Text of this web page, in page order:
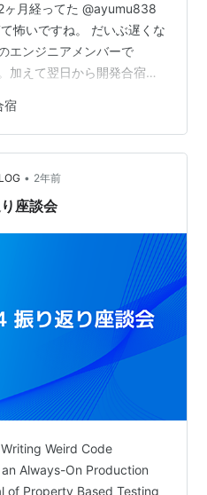
ヶ月経ってた @ayumu838
怖いですね。 だいぶ遅くな
エンジニアメンバーで
加えて翌日から開発合宿を
・開発合宿それぞれの様
なぜ同時に実施したのか、
面について書きたいと思い
の記事はこちら。
宿と一緒…
宿
• 2年前
座談会
Weird Code
Always-On Production
of Property Based Testing